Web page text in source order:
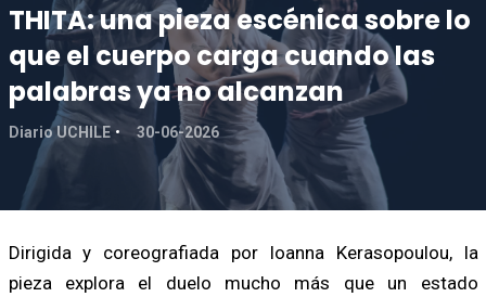
THITA: una pieza escénica sobre lo
que el cuerpo carga cuando las
palabras ya no alcanzan
Diario UCHILE 30-06-2026
Dirigida y coreografiada por Ioanna Kerasopoulou, la
pieza explora el duelo mucho más que un estado